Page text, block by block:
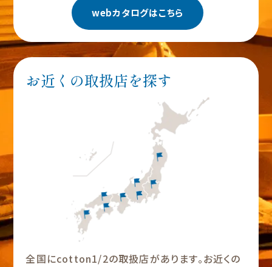
webカタログはこちら
お近くの取扱店を探す
全国にcotton1/2の取扱店があります。お近くの